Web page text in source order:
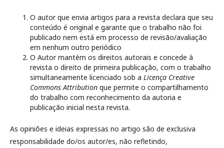
O autor que envia artigos para a revista declara que seu
conteúdo é original e garante que o trabalho não foi
publicado nem está em processo de revisão/avaliação
em nenhum outro periódico
O Autor mantém os direitos autorais e concede à
revista o direito de primeira publicação, com o trabalho
simultaneamente licenciado sob a Licença Creative
Commons Attribution que permite o compartilhamento
do trabalho com reconhecimento da autoria e
publicação inicial nesta revista.
As opiniões e ideias expressas no artigo são de exclusiva
responsabilidade do/os autor/es, não refletindo,